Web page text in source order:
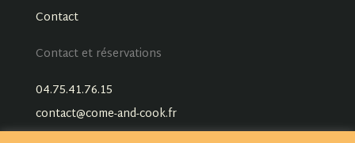
Contact
Contact et réservations
04.75.41.76.15
contact@come-and-cook.fr